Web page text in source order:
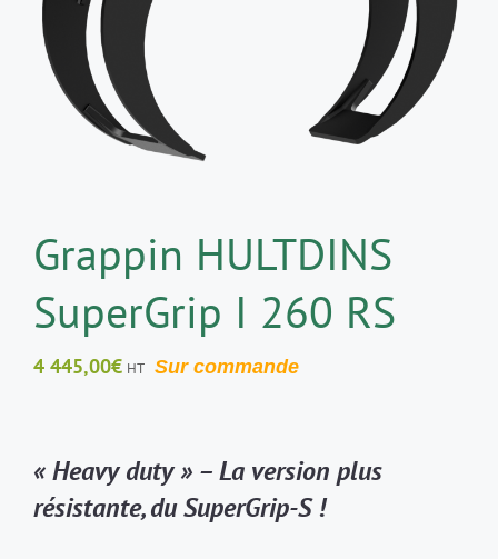
Grappin HULTDINS
SuperGrip I 260 RS
4 445,00€ HT Sur commande
« Heavy duty » – La version plus
résistante, du SuperGrip-S !